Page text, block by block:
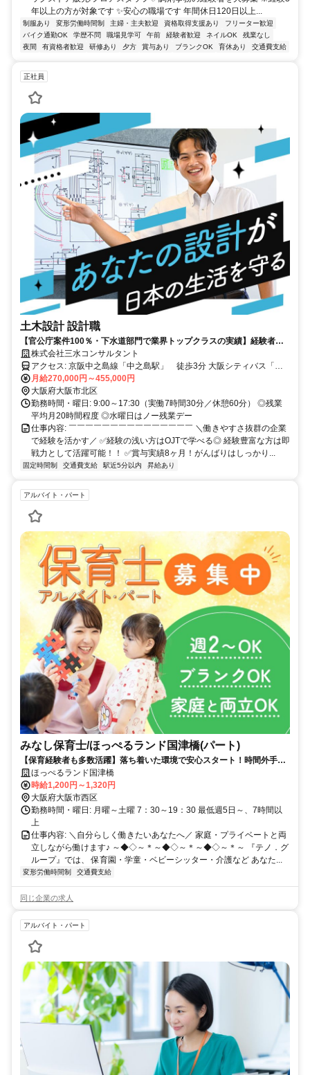
年以上の方が対象です ✨安心の職場です 年間休日120日以上...
制服あり 変形労働時間制 主婦・主夫歓迎 資格取得支援あり
フリーター歓迎
バイク通勤OK
学歴不問 職場見学可 午前 経験者歓迎 ネイルOK
残業なし
夜間
有資格者歓迎 研修あり 夕方 賞与あり ブランクOK 育休あり 交通費支給
正社員
土木設計 設計職
【官公庁案件100％・下水道部門で業界トップクラスの実績】経験者歓
迎/賞与8ヶ月分/年休125日/残業20h程度/水循環ACTIVE企業/健康経営優
良法人認定企業
株式会社三水コンサルタント
アクセス: 京阪中之島線「中之島駅」 徒歩3分 大阪シティバス「船
津橋」 徒歩2分 大阪シティバス「堂島大橋」 徒歩約3分 JR東西線
「新福島駅」 徒歩10分 大阪メトロ 千日前線「阿波座駅」 徒歩10分
月給270,000円～455,000円
大阪府大阪市北区
勤務時間・曜日: 9:00～17:30（実働7時間30分／休憩60分） ◎残業
平均月20時間程度 ◎水曜日はノー残業デー
仕事内容: ￣￣￣￣￣￣￣￣￣￣￣￣￣￣￣ ＼働きやすさ抜群の企業
で経験を活かす／ ✅経験の浅い方はOJTで学べる◎ 経験豊富な方は即
戦力として活躍可能！！ ✅賞与実績8ヶ月！がんばりはしっかり...
固定時間制 交通費支給 駅近5分以内 昇給あり
アルバイト・パート
みなし保育士/ほっぺるランド国津橋(パート)
【保育経験者も多数活躍】落ち着いた環境で安心スタート！時間外手当
は1分単位でしっかり支給◎
ほっぺるランド国津橋
時給1,200円～1,320円
大阪府大阪市西区
勤務時間・曜日: 月曜～土曜 7：30～19：30 最低週5日～、7時間以
上
仕事内容: ＼自分らしく働きたいあなたへ／ 家庭・プライベートと両
立しながら働けます♪ ～◆◇～＊～◆◇～＊～◆◇～＊～ 『テノ．グ
ループ』では、 保育園・学童・ベビーシッター・介護など あなた...
変形労働時間制 交通費支給
同じ企業の求人
アルバイト・パート